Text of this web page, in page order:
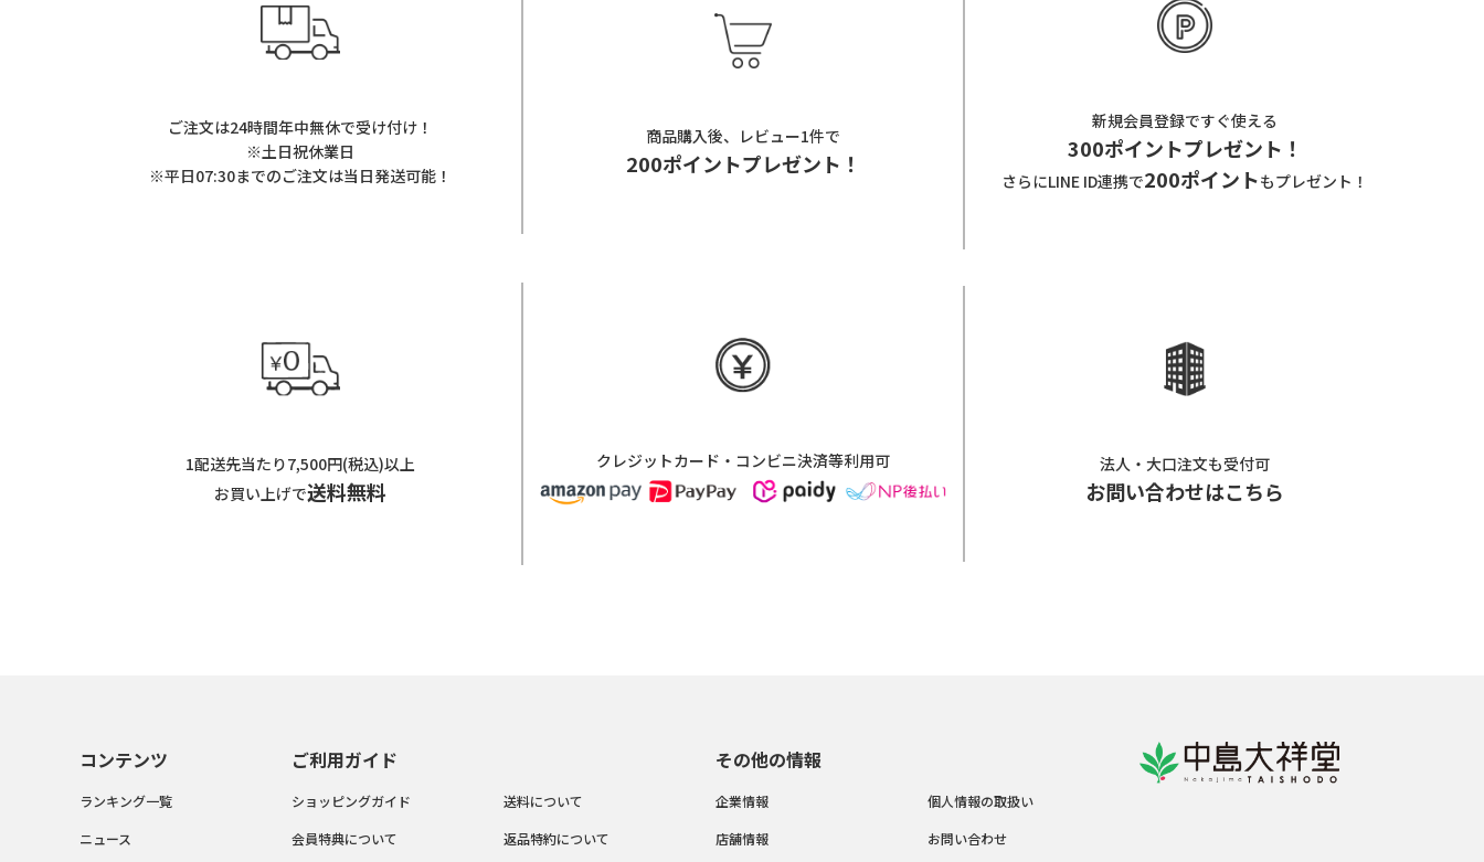
ご注文は24時間年中無休で受け付け！
※土日祝休業日
※平日07:30までのご注文は当日発送可能！
商品購入後、レビュー1件で
200ポイントプレゼント！
新規会員登録ですぐ使える
300ポイントプレゼント！
さらにLINE ID連携で200ポイントもプレゼント！
1配送先当たり7,500円(税込)以上
お買い上げで送料無料
クレジットカード・コンビニ決済等利用可 法人・大口注文も受付可
お問い合わせはこちら
コンテンツ
ランキング一覧
ニュース
ご利用ガイド
ショッピングガイド
会員特典について
送料について
返品特約について
その他の情報
企業情報
店舗情報
個人情報の取扱い
お問い合わせ